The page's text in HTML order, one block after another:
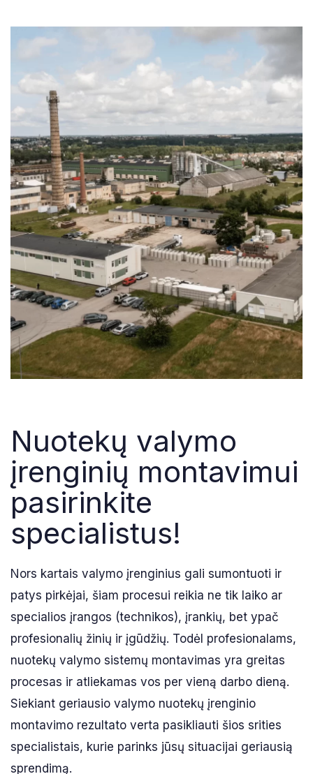
Nuotekų valymo
įrenginių montavimui
pasirinkite
specialistus!
Nors kartais valymo įrenginius gali sumontuoti ir
patys pirkėjai, šiam procesui reikia ne tik laiko ar
specialios įrangos (technikos), įrankių, bet ypač
profesionalių žinių ir įgūdžių. Todėl profesionalams,
nuotekų valymo sistemų montavimas yra greitas
procesas ir atliekamas vos per vieną darbo dieną.
Siekiant geriausio valymo nuotekų įrenginio
montavimo rezultato verta pasikliauti šios srities
specialistais, kurie parinks jūsų situacijai geriausią
sprendimą.